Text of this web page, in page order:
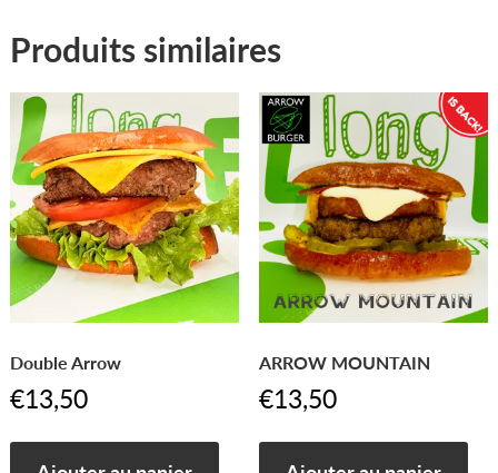
Produits similaires
Double Arrow
€13,50
ARROW MOUNTAIN
€13,50